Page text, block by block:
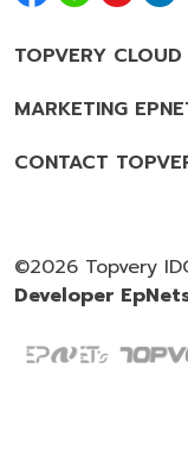
©2026 Topvery
Developer